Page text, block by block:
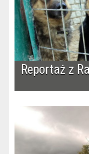
Reportaż z